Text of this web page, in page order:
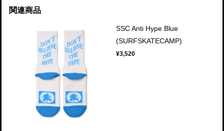
関連商品
SSC Anti Hype Blue
(SURFSKATECAMP)
¥3,520